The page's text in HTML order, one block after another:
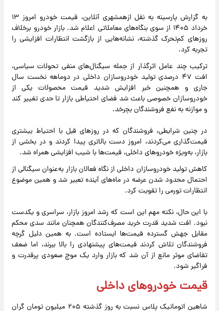
به گزارش پارسینه به نقل ازهمشهری آنلاین، قیمت خودرو امروز ۱۳
خرداد ۱۴۰۵ از سوی بنگاه‌های معاملاتی اعلام شد. بازار خودرو برخلاف
روزهای کم‌تحرک گذشته، نشانه‌هایی از بازگشت انتظارات افزایشی را
تجربه کرد.
ترکیب چند عامل اثرگذار از جمله سیگنال‌های منفی تحولات سیاسی،
افت ۴۷ درصدی تولید خودروسازان داخلی در دوماهه نخست سال
جاری و همچنین خبر افزایش شدید قیمت محصولات یکی از
خودروسازان خصوصی باعث شد فضای احتیاطی بازار تا حدی تغییر کند
و موازنه به نفع فروشندگان بچرخد.
در چنین شرایطی، فروشندگان که در روزهای قبل با احتیاط بیشتری
قیمت‌گذاری می‌کردند، امروز دست بالاتری پیدا کردند و در بخشی از
بازار، به‌ویژه خودروهای داخلی، قیمت‌ها با شیب افزایشی همراه شد.
کاهش تولید خودروسازان داخلی از نگاه فعالان بازار به‌عنوان سیگنالی از
احتمال محدود شدن عرضه در ماه‌های آینده تعبیر شد و همین موضوع
انتظارات تورمی را تقویت کرد.
با این حال، نکته مهم این است که رشد امروز بازار، سراسری و یکدست
نبود. افت شدید قدرت خرید مصرف‌کنندگان همچنان مانند سدی محکم
مقابل جهش گسترده قیمت‌ها ایستاده است. به همین دلیل گرچه
فروشندگان تلاش کردند قیمت‌های پیشنهادی را بالا ببرند، اما ضعف
تقاضای موثر مانع از آن شد که بازار وارد یک موج صعودی پرقدرت و
فراگیر شود.
قیمت خودروهای داخلی
شاهین اتوماتیک پلاس نسبت به روز گذشته ۲۰۵ میلیون تومان گران